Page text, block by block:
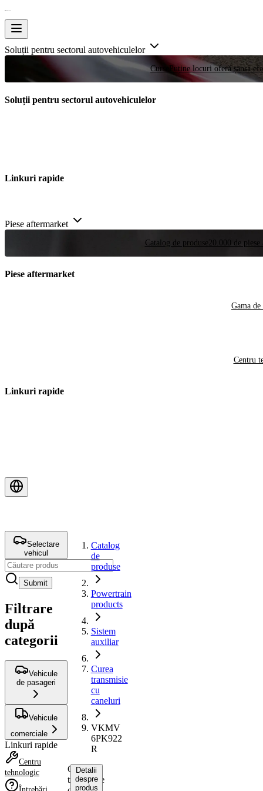
Soluții pentru sectorul autovehiculelor
Curse Puține locuri oferă șansa
Soluții pentru sectorul autovehiculelor
Linkuri rapide
Piese aftermarket
Catalog de produse 20.000 de
Piese aftermarket
Gama de
Centru
Linkuri rapide
Selectare
vehicul
Submit
Filtrare
după
categorii
Vehicule
de pasageri
Vehicule
comerciale
Linkuri rapide
Centru
tehnologic
Catalog
de
produse
Powertrain
products
Sistem
auxiliar
Curea
transmisie
cu
caneluri
VKMV
6PK922
R
Curea
transmisie
Detalii
despre
produs